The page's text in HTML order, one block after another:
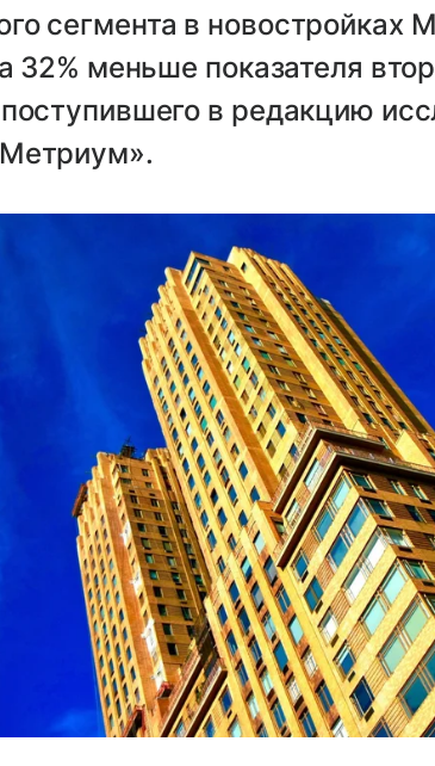
сегмента в новостройках
32% меньше показателя
в редакцию